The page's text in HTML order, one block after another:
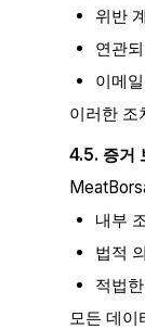
위반
연관
이메
이러한 조
4.5. 증거
내부
법적
적법
모든 데이